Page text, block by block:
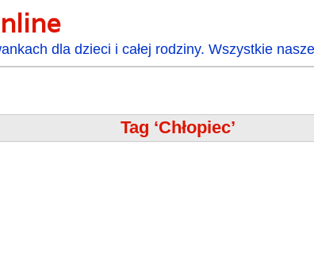
dla dzieci i całej rodziny. Wszystkie
Tag ‘Chłopiec’